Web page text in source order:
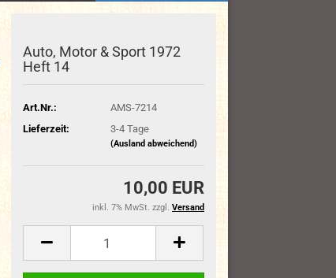
Auto, Motor & Sport 1972
Heft 14
Art.Nr.:
AMS-7214
Lieferzeit:
3-4 Tage
(Ausland abweichend)
10,00 EUR
inkl. 7% MwSt. zzgl. Versand